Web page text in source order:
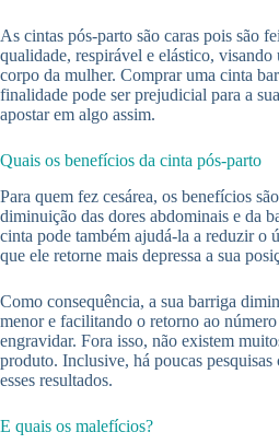
As cintas pós-parto são caras pois são
qualidade, respirável e elástico,
corpo da mulher. Comprar uma cinta
finalidade pode ser prejudicial para a
apostar em algo assim.
Quais os benefícios da cinta pós-parto
Para quem fez cesárea, os benefícios
diminuição das dores abdominais e da
cinta pode também ajudá-la a reduzir o
que ele retorne mais depressa a sua
Como consequência, a sua barriga
menor e facilitando o retorno ao
engravidar. Fora isso, não existem
produto. Inclusive, há poucas
esses resultados.
E quais os malefícios?